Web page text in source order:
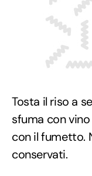
Tosta il riso a
sfuma con
con il fumetto.
conservati.